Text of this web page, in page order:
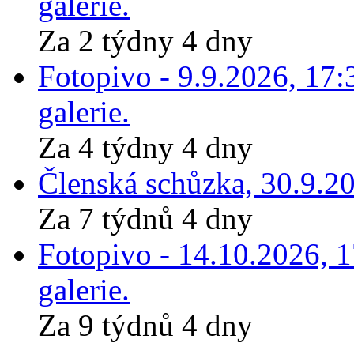
Za 2 týdny 4 dny
Fotopivo - 9.9.2026,
galerie.
Za 4 týdny 4 dny
Členská schůzka,
Za 7 týdnů 4 dny
Fotopivo - 14.10.2026,
galerie.
Za 9 týdnů 4 dny